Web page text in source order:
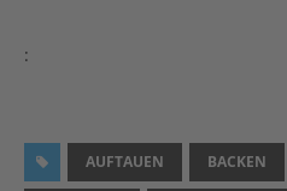
:
AUFTAUEN BACKEN